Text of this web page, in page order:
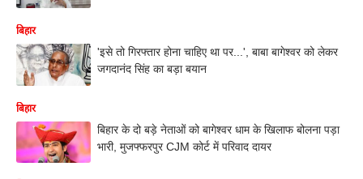
बिहार
'इसे तो गिरफ्तार होना चाहिए था पर...', बाबा बागेश्वर को लेकर
जगदानंद सिंह का बड़ा बयान
बिहार
बिहार के दो बड़े नेताओं को बागेश्वर धाम के खिलाफ बोलना पड़ा
भारी, मुजफ्फरपुर CJM कोर्ट में परिवाद दायर